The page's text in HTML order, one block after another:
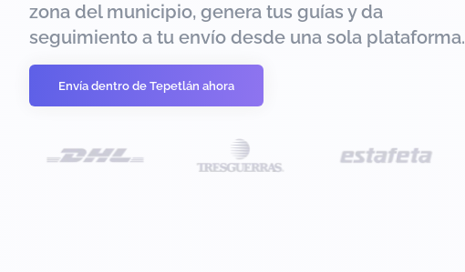
zona del municipio, genera tus guías y da
seguimiento a tu envío desde una sola plataforma.
Envía dentro de Tepetlán ahora